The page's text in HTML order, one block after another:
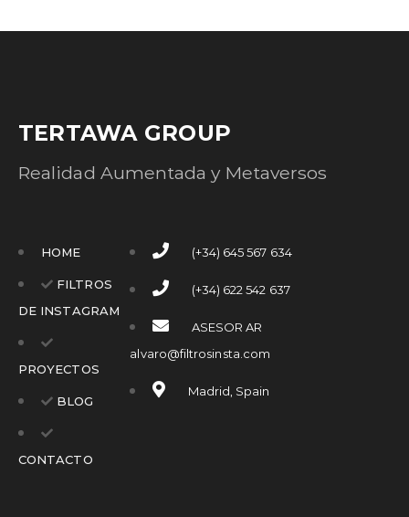
TERTAWA GROUP
Realidad Aumentada y Metaversos
HOME
FILTROS
DE INSTAGRAM
PROYECTOS
BLOG
CONTACTO
(+34) 645 567 634
(+34) 622 542 637
ASESOR AR
alvaro@filtrosinsta.com
Madrid, Spain